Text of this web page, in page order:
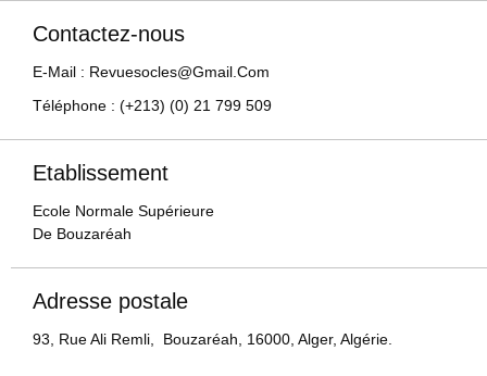
Contactez-nous
E-Mail : Revuesocles@gmail.com
Téléphone : (+213) (0) 21 799 509
Etablissement
Ecole Normale Supérieure
De Bouzaréah
Adresse postale
93, Rue Ali Remli, Bouzaréah, 16000, Alger, Algérie.